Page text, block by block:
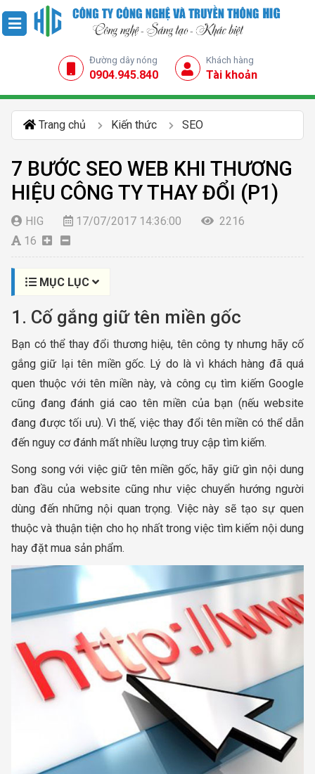
Đường dây nóng
0904.945.840
Khách hàng
Tài khoản
Trang chủ Kiến thức SEO
7 BƯỚC SEO WEB KHI THƯƠNG
HIỆU CÔNG TY THAY ĐỔI (P1)
HIG 17/07/2017 14:36:00
2216
16
MỤC LỤC
1. Cố gắng giữ tên miền gốc
Bạn có thể thay đổi thương hiệu, tên công ty nhưng hãy cố
gắng giữ lại tên miền gốc. Lý do là vì khách hàng đã quá
quen thuộc với tên miền này, và công cụ tìm kiếm Google
cũng đang đánh giá cao tên miền của bạn (nếu website
đang được tối ưu). Vì thế, việc thay đổi tên miền có thể dẫn
đến nguy cơ đánh mất nhiều lượng truy cập tìm kiếm.
Song song với việc giữ tên miền gốc, hãy giữ gìn nội dung
ban đầu của website cũng như việc chuyển hướng người
dùng đến những nội quan trọng. Việc này sẽ tạo sự quen
thuộc và thuận tiện cho họ nhất trong việc tìm kiếm nội dung
hay đặt mua sản phẩm.